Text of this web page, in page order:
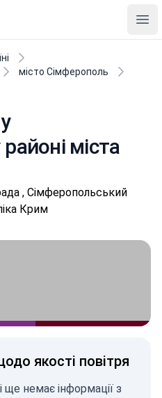
місто Сімферополь
міста
, Сімферопольський
Крим
якості повітря
немає інформації з